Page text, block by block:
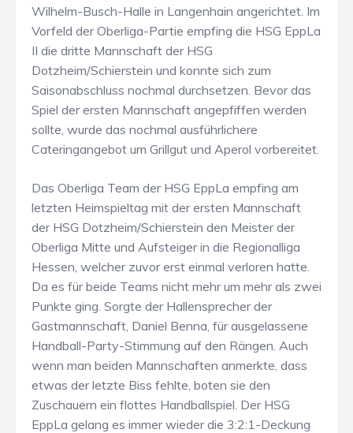
Wilhelm-Busch-Halle in Langenhain angerichtet. Im
Vorfeld der Oberliga-Partie empfing die HSG EppLa
II die dritte Mannschaft der HSG
Dotzheim/Schierstein und konnte sich zum
Saisonabschluss nochmal durchsetzen. Bevor das
Spiel der ersten Mannschaft angepfiffen werden
sollte, wurde das nochmal ausführlichere
Cateringangebot um Grillgut und Aperol vorbereitet.
Das Oberliga Team der HSG EppLa empfing am
letzten Heimspieltag mit der ersten Mannschaft
der HSG Dotzheim/Schierstein den Meister der
Oberliga Mitte und Aufsteiger in die Regionalliga
Hessen, welcher zuvor erst einmal verloren hatte.
Da es für beide Teams nicht mehr um mehr als zwei
Punkte ging. Sorgte der Hallensprecher der
Gastmannschaft, Daniel Benna, für ausgelassene
Handball-Party-Stimmung auf den Rängen. Auch
wenn man beiden Mannschaften anmerkte, dass
etwas der letzte Biss fehlte, boten sie den
Zuschauern ein flottes Handballspiel. Der HSG
EppLa gelang es immer wieder die 3:2:1-Deckung